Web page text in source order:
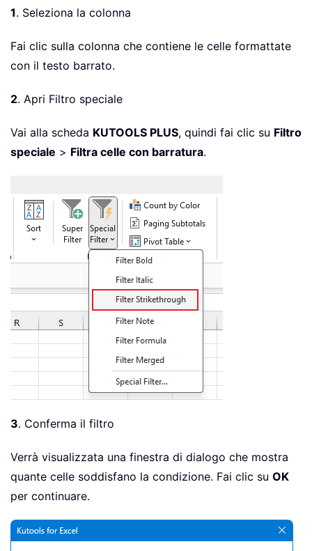
1. Seleziona la colonna
Fai clic sulla colonna che contiene le celle formattate
con il testo barrato.
2. Apri Filtro speciale
Vai alla scheda KUTOOLS PLUS, quindi fai clic su Filtro
speciale > Filtra celle con barratura.
3. Conferma il filtro
Verrà visualizzata una finestra di dialogo che mostra
quante celle soddisfano la condizione. Fai clic su OK
per continuare.